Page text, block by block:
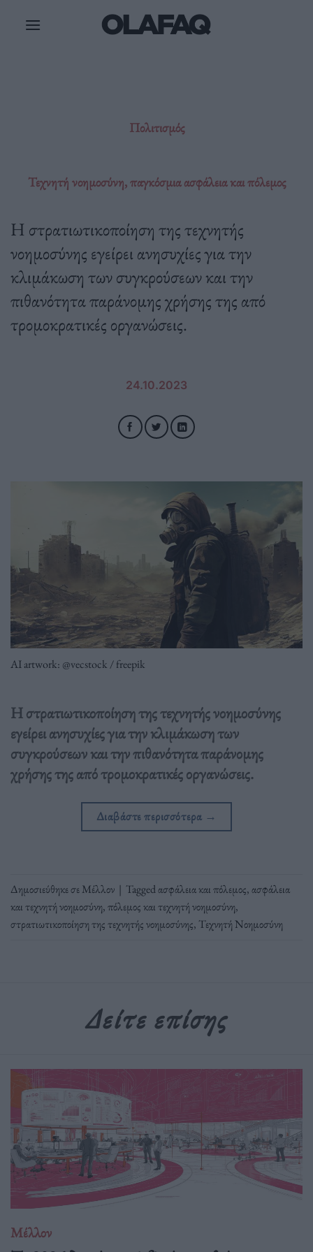
Πολιτισμός
Τεχνητή νοημοσύνη, παγκόσμια ασφάλεια και πόλεμος
Η στρατιωτικοποίηση της τεχνητής
νοημοσύνης εγείρει ανησυχίες για την
κλιμάκωση των συγκρούσεων και την
πιθανότητα παράνομης χρήσης της από
τρομοκρατικές οργανώσεις.
24.10.2023
AI artwork: @vecstock / freepik
Η στρατιωτικοποίηση της τεχνητής νοημοσύνης
εγείρει ανησυχίες για την κλιμάκωση των
συγκρούσεων και την πιθανότητα παράνομης
χρήσης της από τρομοκρατικές οργανώσεις.
Διαβάστε περισσότερα →
Δημοσιεύθηκε σεΜέλλον | Taggedασφάλεια και πόλεμος,ασφάλεια
και τεχνητή νοημοσύνη,πόλεμος και τεχνητή νοημοσύνη,
στρατιωτικοποίηση της τεχνητής νοημοσύνης, Τεχνητή Νοημοσύνη
Δείτε επίσης
Μέλλον